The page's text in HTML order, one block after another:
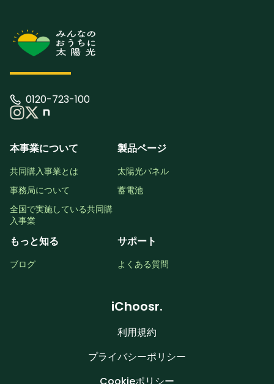
0120-723-100
本事業について
共同購入事業とは
事務局について
全国で実施している共同購
入事業
製品ページ
太陽光パネル
蓄電池
もっと知る
ブログ
サポート
よくある質問
iChoosr.
利用規約
プライバシーポリシー
Cookieポリシー